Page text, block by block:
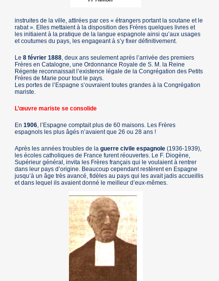
instruites de la ville, attirées par ces « étrangers portant la soutane et le
rabat ». Elles mettaient à la disposition des Frères quelques livres et
les initiaient à la pratique de la langue espagnole ainsi qu’aux usages
et coutumes du pays, les engageant à s’y fixer définitivement.
Le8 février 1888, deux ans seulement après l’arrivée des premiers
Frères en Catalogne, une Ordonnance Royale de S. M. la Reine
Régente reconnaissait l’existence légale de la Congrégation des Petits
Frères de Marie pour tout le pays.
Les portes de l’Espagne s’ouvraient toutes grandes à la Congrégation
mariste.
L’œuvre mariste se consolide
En1906, l’Espagne comptait plus de 60 maisons. Les Frères
espagnols les plus âgés n’avaient que 26 ou 28 ans !
Après les années troubles de laguerre civile espagnole (1936-1939),
les écoles catholiques de France furent réouvertes. Le F. Diogène,
Supérieur général, invita les Frères français qui le voulaient à rentrer
dans leur pays d’origine. Beaucoup cependant restèrent en Espagne
jusqu’à un âge très avancé, fidèles au pays qui les avait jadis accueillis
et dans lequel ils avaient donné le meilleur d’eux-mêmes.